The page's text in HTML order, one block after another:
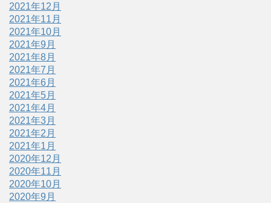
2021年12月
2021年11月
2021年10月
2021年9月
2021年8月
2021年7月
2021年6月
2021年5月
2021年4月
2021年3月
2021年2月
2021年1月
2020年12月
2020年11月
2020年10月
2020年9月